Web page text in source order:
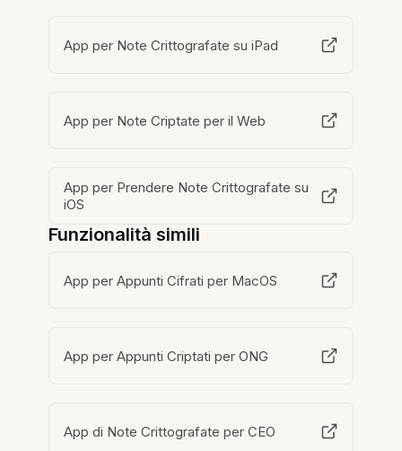
App per Note Crittografate su iPad
App per Note Criptate per il Web
App per Prendere Note Crittografate su
iOS
Funzionalità simili
App per Appunti Cifrati per MacOS
App per Appunti Criptati per ONG
App di Note Crittografate per CEO